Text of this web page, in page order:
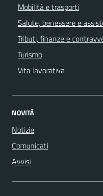
Mobilità e trasporti
Salute, benessere e
Tributi, finanze e
Turismo
Vita lavorativa
NOVITÀ
Notizie
Comunicati
Avvisi